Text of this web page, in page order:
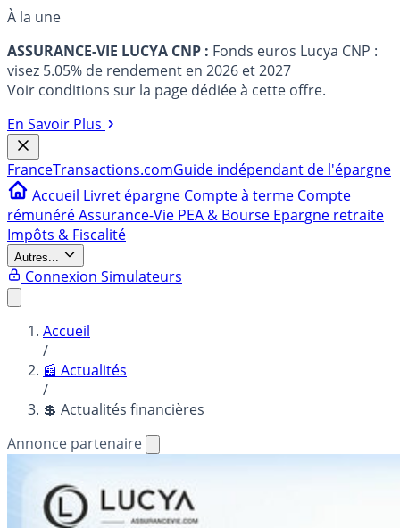
À la une
ASSURANCE-VIE LUCYA CNP : Fonds euros Lucya CNP :
visez 5.05% de rendement en 2026 et 2027
Voir conditions sur la page dédiée à cette offre.
En Savoir Plus
FranceTransactions.comGuide indépendant de l'épargne
Accueil Livret épargne Compte à terme Compte
rémunéréAssurance-Vie PEA & Bourse Epargne retraite
Impôts & Fiscalité
Autres...
Connexion Simulateurs
Accueil
/
📰 Actualités
/
💲 Actualités financières
Annonce partenaire